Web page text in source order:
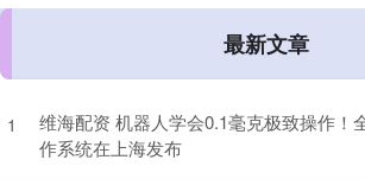
最新文章
1
维海配资 机器人学会0.1毫克极致操作！
作系统在上海发布